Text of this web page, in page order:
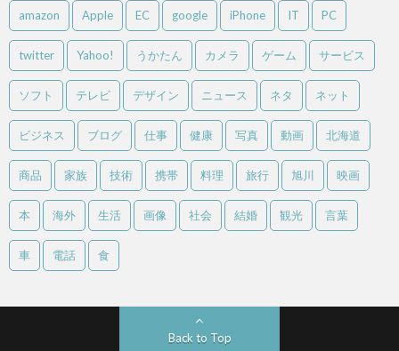
amazon Apple EC google iPhone IT PC
twitter Yahoo! うかたん カメラ ゲーム サービス
ソフト テレビ デザイン ニュース ネタ ネット
ビジネス ブログ 仕事 健康 写真 動画 北海道
商品 家族 技術 携帯 料理 旅行 旭川 映画
本 海外 生活 画像 社会 結婚 観光 言葉
車 電話 食
Back to Top